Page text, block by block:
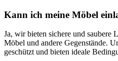
Kann ich meine Möbel
Ja, wir bieten sichere und saubere
Möbel und andere Gegenstände.
geschützt und bieten ideale